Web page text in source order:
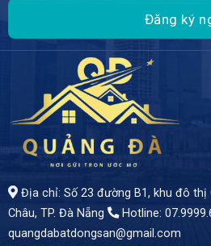
Địa chỉ: Số 23 đường B1, khu đô thị
Châu, TP. Đà Nẵng
Hotline:
quangdabatdongsan@gmail.com